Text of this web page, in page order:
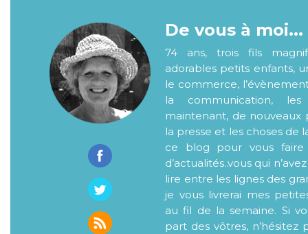
De vous à moi...
74 ans, trois fils
adorables petits enfants,
le commerce,
la communication,
maintenant, de nouveaux
la presse et les choses de
ce blog pour vous faire
d’actualités..vous qui
lire entre les lignes des
je vous livrerai mes
au fil de la semaine. Si
part des vôtres, n’hésitez